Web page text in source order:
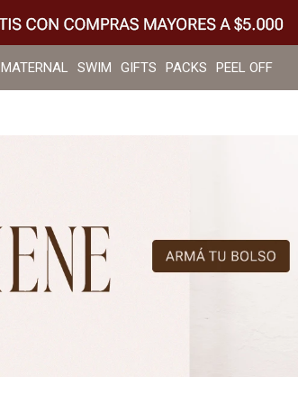
MATERNAL SWIM GIFTS PACKS PEEL OFF